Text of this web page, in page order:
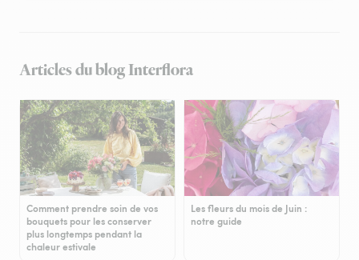
Articles du blog Interflora
Comment prendre soin de vos
bouquets pour les conserver
plus longtemps pendant la
chaleur estivale
Les fleurs du mois de Juin :
notre guide